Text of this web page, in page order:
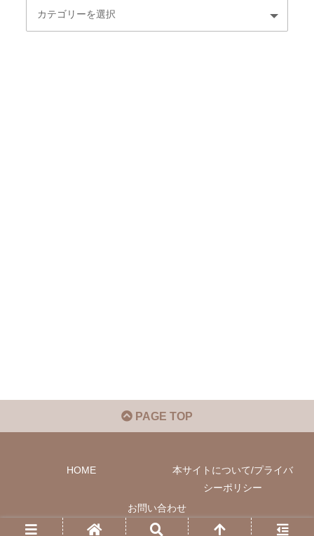
PAGE TOP
HOME
本サイトについて/プライバ
シーポリシー
お問い合わせ
© 2022 Phil-M Community.